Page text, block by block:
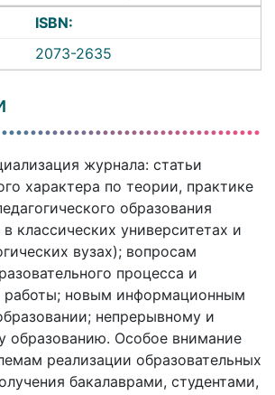
ISBN:
2073-2635
журнала: статьи
характера по теории, практике
образования
классических университетах и
вузах); вопросам
процесса и
работы; новым информационным
непрерывному и
образованию. Особое внимание
реализации образовательных
бакалаврами, студентами,